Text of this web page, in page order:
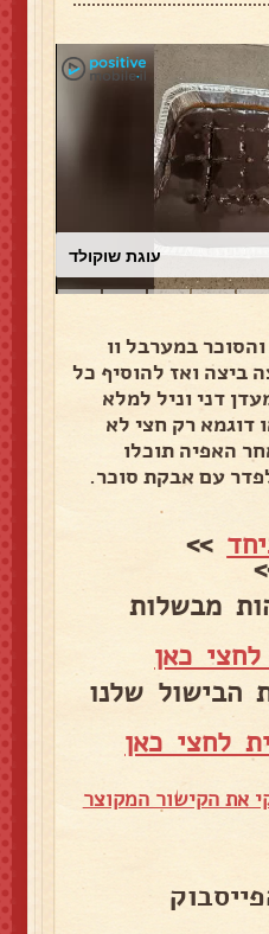
עוגת שוקולד
במערבל וו
ביצה ואז להוסיף כל
דני וניל למלא
דוגמא רק חצי לא
האפיה תוכלו
עם אבקת סוכר.
>>
מבשלות
כאן
הבישול שלנו
לחצי כאן
את הקישור המקוצר